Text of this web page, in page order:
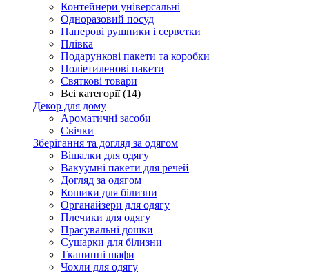
Контейнери універсальні
Одноразовий посуд
Паперові рушники і серветки
Плівка
Подарункові пакети та коробки
Поліетиленові пакети
Святкові товари
Всі категорії (14)
Декор для дому
Ароматичні засоби
Свічки
Зберігання та догляд за одягом
Вішалки для одягу
Вакуумні пакети для речей
Догляд за одягом
Кошики для білизни
Органайзери для одягу
Плечики для одягу
Прасувальні дошки
Сушарки для білизни
Тканинні шафи
Чохли для одягу